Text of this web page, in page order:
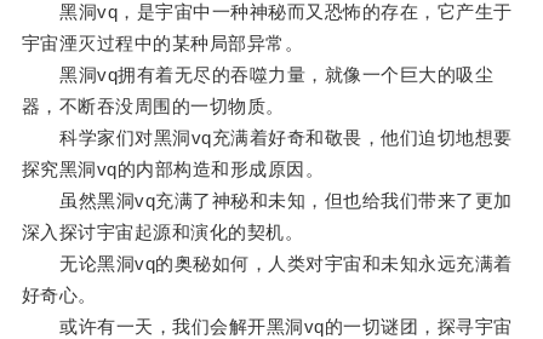
黑洞vq，是宇宙中一种神秘而又恐怖的存在，它产生于
宇宙湮灭过程中的某种局部异常。
黑洞vq拥有着无尽的吞噬力量，就像一个巨大的吸尘
器，不断吞没周围的一切物质。
科学家们对黑洞vq充满着好奇和敬畏，他们迫切地想要
探究黑洞vq的内部构造和形成原因。
虽然黑洞vq充满了神秘和未知，但也给我们带来了更加
深入探讨宇宙起源和演化的契机。
无论黑洞vq的奥秘如何，人类对宇宙和未知永远充满着
好奇心。
或许有一天，我们会解开黑洞vq的一切谜团，探寻宇宙